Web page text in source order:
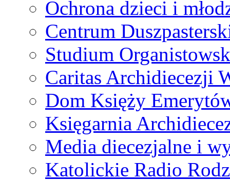
Ochrona dzieci i
Centrum
Studium
Caritas Archidiecezji
Dom Księży
Księgarnia
Media diecezjalne i
Katolickie Radio